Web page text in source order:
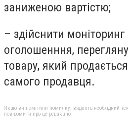
заниженою вартістю;
– здійснити
оголошенння,
товару, який
самого продавця.
Якщо ви помітили помилку, виділіть необхідний
повідомити про це редакцію